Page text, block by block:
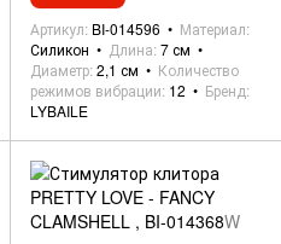
Артикул BI-014596
Материал
Силикон
Длина 7 см
Диаметр 2,1 см
Количество
режимов вибрации 12
Бренд
LYBAILE